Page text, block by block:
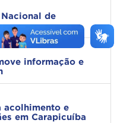
de
informação e
acolhimento e
em Carapicuíba